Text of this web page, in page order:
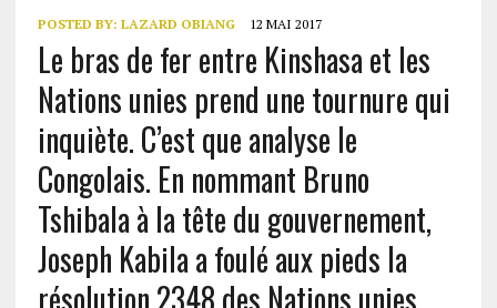
POSTED BY: LAZARD OBIANG 12 MAI 2017
Le bras de fer entre Kinshasa et les
Nations unies prend une tournure qui
inquiète. C’est que analyse le
Congolais. En nommant Bruno
Tshibala à la tête du gouvernement,
Joseph Kabila a foulé aux pieds la
résolution 2348 des Nations unies,